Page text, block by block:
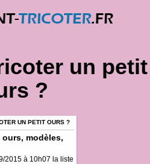
un petit
?
UN PETIT OURS ?
modèles,
2015 à 10h07 la liste